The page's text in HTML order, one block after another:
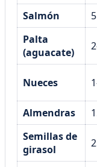
Salmón
Palta
(aguacate)
Nueces
Almendras
Semillas de
girasol